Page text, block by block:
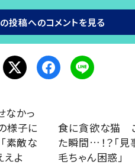
投稿へのコメントを見る
なかっ
様子に
素敵な
えよ
食に貪欲な猫
た瞬間…！？「見
毛ちゃん困惑」